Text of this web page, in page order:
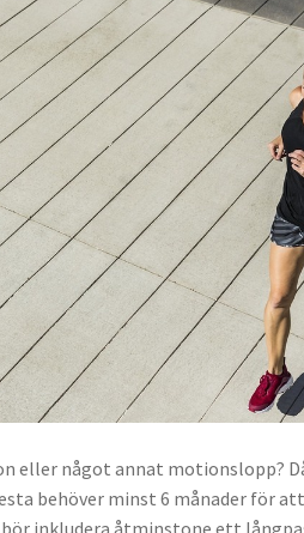
eller något annat motionslopp?
behöver minst 6 månader för
inkludera åtminstone ett